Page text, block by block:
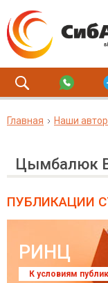
Главная Наши
Цымбалюк
ПУБЛИКАЦИИ
РИНЦ
К условиям